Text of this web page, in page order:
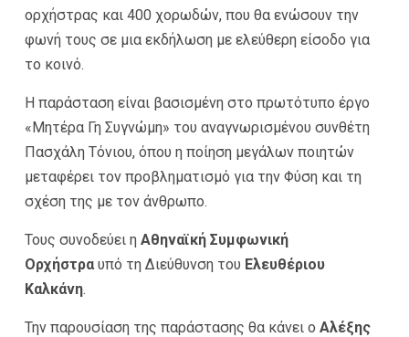
ορχήστρας και 400 χορωδών, που θα ενώσουν την
φωνή τους σε μια εκδήλωση με ελεύθερη είσοδο για
το κοινό.
Η παράσταση είναι βασισμένη στο πρωτότυπο έργο
«Μητέρα Γη Συγνώμη» του αναγνωρισμένου συνθέτη
Πασχάλη Τόνιου, όπου η ποίηση μεγάλων ποιητών
μεταφέρει τον προβληματισμό για την Φύση και τη
σχέση της με τον άνθρωπο.
Τους συνοδεύει η Αθηναϊκή Συμφωνική
Ορχήστρα υπό τη Διεύθυνση του Ελευθέριου
Καλκάνη.
Την παρουσίαση της παράστασης θα κάνει ο Αλέξης